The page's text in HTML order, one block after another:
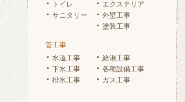
トイレ
サニタリー
エクステリア
外壁工事
塗装工事
管工事
水道工事
下水工事
排水工事
給湯工事
各種設備工事
ガス工事